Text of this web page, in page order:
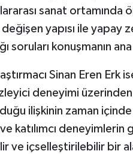
sanat
yapısı ile yapay
soruları konuşmanın
Sinan Eren
deneyimi üzerinden
ilişkinin zaman
ve katılımcı
ve içselleştirilebilir bir